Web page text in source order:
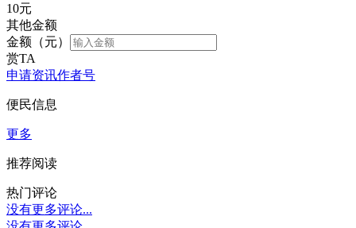
10元
其他金额
金额（元）
赏TA
申请资讯作者号
便民信息
更多
推荐阅读
热门评论
没有更多评论...